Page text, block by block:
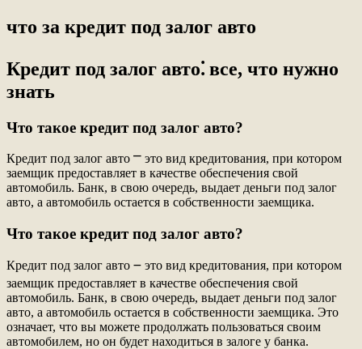
что за кредит под залог авто
Кредит под залог авто⁚ все, что нужно
знать
Что такое кредит под залог авто?
Кредит под залог авто ⎻ это вид кредитования, при котором
заемщик предоставляет в качестве обеспечения свой
автомобиль. Банк, в свою очередь, выдает деньги под залог
авто, а автомобиль остается в собственности заемщика.
Что такое кредит под залог авто?
Кредит под залог авто ౼ это вид кредитования, при котором
заемщик предоставляет в качестве обеспечения свой
автомобиль. Банк, в свою очередь, выдает деньги под залог
авто, а автомобиль остается в собственности заемщика. Это
означает, что вы можете продолжать пользоваться своим
автомобилем, но он будет находиться в залоге у банка.